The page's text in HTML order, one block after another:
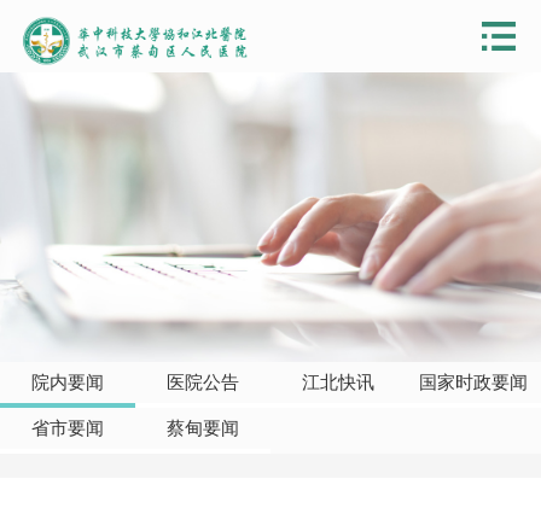
院内要闻 医院公告 江北快讯 国家时政要闻
省市要闻 蔡甸要闻